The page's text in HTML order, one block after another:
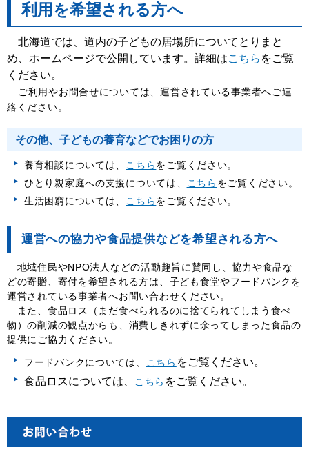
利用を希望される方へ
北海道では、道内の子どもの居場所についてとりまと
め、ホームページで公開しています。詳細はこちら をご覧
ください。
ご利用やお問合せについては、運営されている事業者へご連
絡ください。
その他、子どもの養育などでお困りの方
養育相談については こちらをご覧ください。
ひとり親家庭への支援については、
こちら をご覧ください。
生活困窮については、
こちらをご覧ください。
運営への協力や食品提供などを希望される方へ
地域住民やNPO法人などの活動趣旨に賛同し、協力や食品な
どの寄贈、寄付を希望される方は、子ども食堂やフードバンクを
運営されている事業者へお問い合わせください。
また、食品ロス（まだ食べられるのに捨てられてしまう食べ
物）の削減の観点からも、消費しきれずに余ってしまった食品の
提供にご協力ください。
フードバンクについては、 こちら をご覧ください。
食品ロスについては、
こちら をご覧ください。